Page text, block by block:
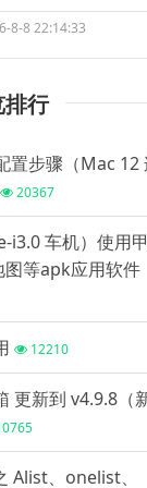
8-8 22:14:33
行
置步骤（Mac 12
20367
i3.0 车机）使用
等apk应用软件
12210
更新到 v4.9.8（
Alist、onelist、